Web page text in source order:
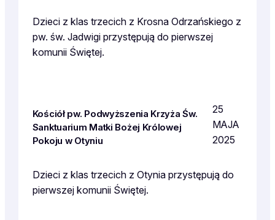
Dzieci z klas trzecich z Krosna Odrzańskiego z
pw. św. Jadwigi przystępują do pierwszej
komunii Świętej.
Kościół pw. Podwyższenia Krzyża Św.
Sanktuarium Matki Bożej Królowej
Pokoju w Otyniu
25
MAJA
2025
Dzieci z klas trzecich z Otynia przystępują do
pierwszej komunii Świętej.